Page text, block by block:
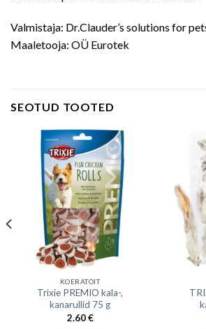
Valmistaja: Dr.Clauder’s solutions for
Maaletooja: OÜ Eurotek
SEOTUD TOOTED
KOERATOIT
Trixie PREMIO kala-,
kanarullid 75 g
2.60€